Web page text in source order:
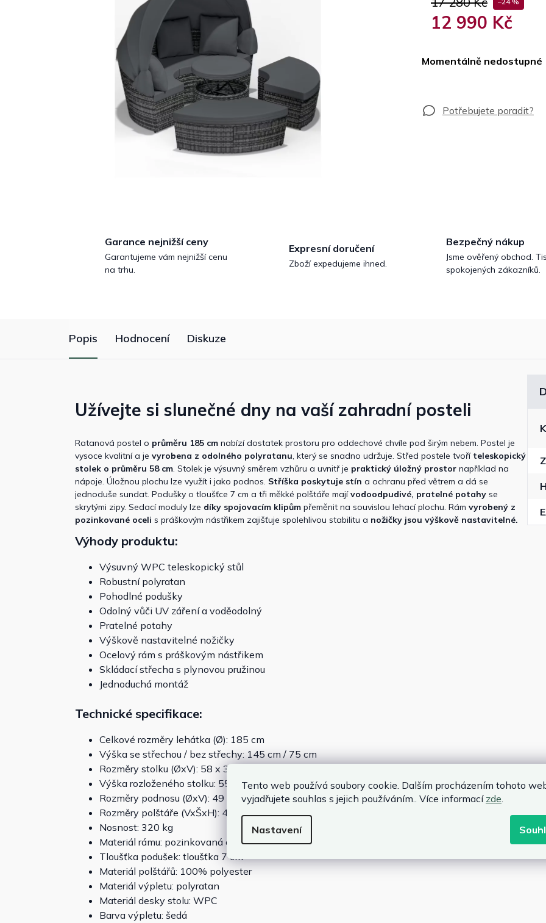
Tento web používá soubory cookie. Dalším procházením tohoto
vyjadřujete souhlas s jejich používáním.. Více informací zde.
Nastavení
12 990 Kč
Momentálně nedostupné
Garance nejnižší ceny
Garantujeme vám nejnižší cenu
na trhu.
Expresní doručení
Zboží expedujeme ihned.
Bezpečný nákup
Jsme ověřený obchod.
spokojených zákazníků.
Popis Hodnocení Diskuze
Užívejte si slunečné dny na vaší zahradní posteli
Ratanová postel o průměru 185 cm nabízí dostatek prostoru pro oddechové chvíle pod širým nebem. Postel je
vysoce kvalitní a je vyrobena z odolného polyratanu, který se snadno udržuje. Střed postele tvoří teleskopický
stolek o průměru 58 cm. Stolek je výsuvný směrem vzhůru a uvnitř je praktický úložný prostor například na
nápoje. Úložnou plochu lze využít i jako podnos. Stříška poskytuje stín a ochranu před větrem a dá se
jednoduše sundat. Podušky o tloušťce 7 cm a tři měkké polštáře majívodoodpudivé, pratelné potahy se
skrytými zipy. Sedací moduly lze díky spojovacím klipům přeměnit na souvislou lehací plochu. Rám vyrobený z
pozinkované oceli s práškovým nástřikem zajišťuje spolehlivou stabilitu a nožičky jsou výškově nastavitelné.
Výhody produktu:
Výsuvný WPC teleskopický stůl
Robustní polyratan
Pohodlné podušky
Odolný vůči UV záření a voděodolný
Pratelné potahy
Výškově nastavitelné nožičky
Ocelový rám s práškovým nástřikem
Skládací střecha s plynovou pružinou
Jednoduchá montáž
Technické specifikace:
Celkové rozměry lehátka (Ø): 185 cm
Výška se střechou / bez střechy: 145 cm / 75 cm
Rozměry stolku (ØxV): 58 x 33,5 cm
Výška rozloženého stolku: 55 cm
Rozměry podnosu (ØxV): 49 x 3 cm
Rozměry polštáře (VxŠxH): 40 x 40 x 15 cm
Nosnost: 320 kg
Materiál rámu: pozinkovaná ocel s práškovým nástřikem
Tloušťka podušek: tloušťka 7 cm
Materiál polštářů: 100% polyester
Materiál výpletu: polyratan
Materiál desky stolu: WPC
Barva výpletu: šedá